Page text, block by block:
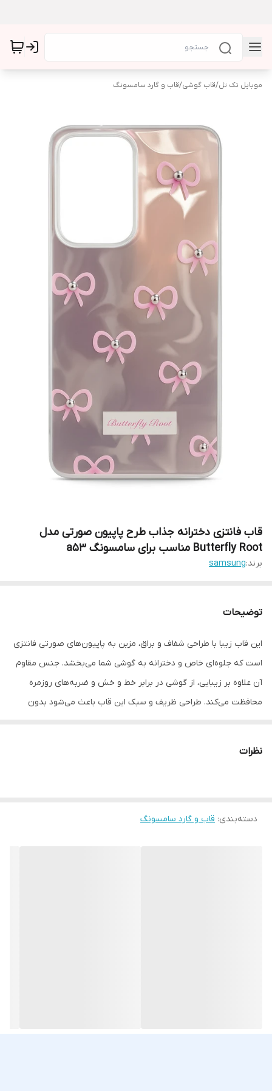
موبایل تک تل/قاب گوشی/قاب و گارد سامسونگ
قاب فانتزی دخترانه جذاب طرح پاپیون صورتی مدل
Butterfly Root مناسب برای سامسونگ a53
برند:samsung
توضیحات
این قاب زیبا با طراحی شفاف و براق، مزین به پاپیون‌های صورتی فانتزی
است که جلوه‌ای خاص و دخترانه به گوشی شما می‌بخشد. جنس مقاوم
آن علاوه بر زیبایی، از گوشی در برابر خط و خش و ضربه‌های روزمره
محافظت می‌کند. طراحی ظریف و سبک این قاب باعث می‌شود بدون
نظرات
دسته‌بندی: قاب و گارد سامسونگ